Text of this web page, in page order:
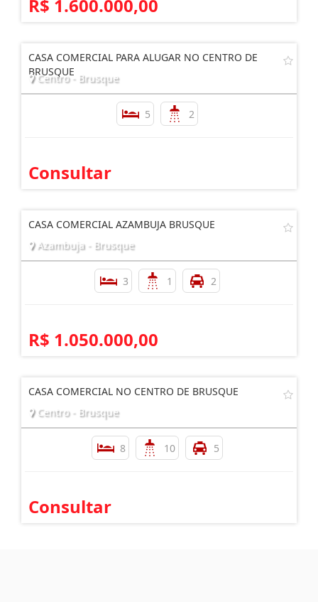
R$ 1.600.000,00
CASA COMERCIAL PARA ALUGAR NO CENTRO DE
BRUSQUE
Centro - Brusque
5 2
Consultar
CASA COMERCIAL AZAMBUJA BRUSQUE
Azambuja - Brusque
3 1 2
R$ 1.050.000,00
CASA COMERCIAL NO CENTRO DE BRUSQUE
Centro - Brusque
8 10 5
Consultar